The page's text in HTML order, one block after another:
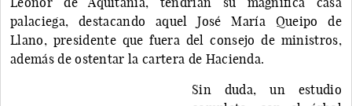
palaciega, destacando aquel José María Queipo de
Llano, presidente que fuera del consejo de ministros,
además de ostentar la cartera de Hacienda.
Sin duda, un estudio